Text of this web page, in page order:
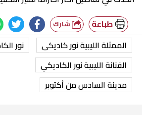
طباعة
الممثلة الليبية نور كاديكى
نور
الفنانة الليبية نور الكاديكي
مدينة السادس من أكتوبر